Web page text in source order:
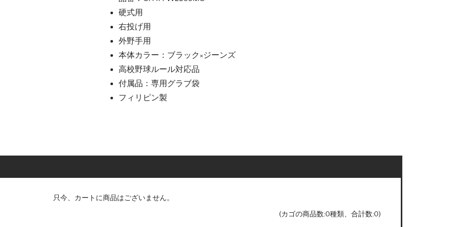
硬式用
右投げ用
外野手用
本体カラー：ブラック×ジーンズ
高校野球ルール対応品
付属品：専用グラブ袋
フィリピン製
只今、カートに商品はございません。
(カゴの商品数:0種類、合計数:0)